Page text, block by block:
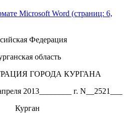
Microsoft Word (страниц: 6,
Федерация
область
ГОРОДА КУРГАНА
2013________ г. N__2521___
Курган